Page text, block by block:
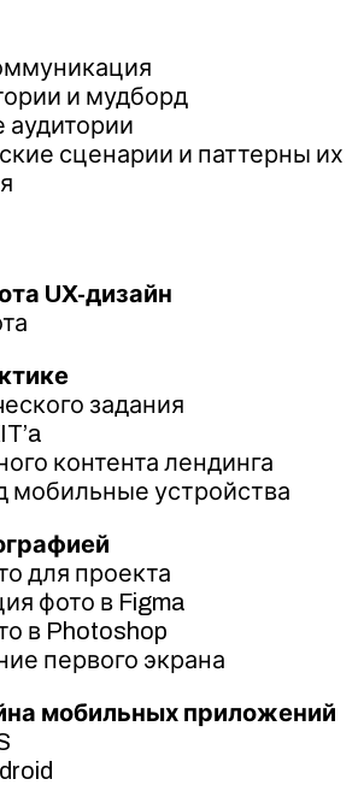
и мудборд
аудитории
сценарии и паттерны их
UX-дизайн
задания
контента лендинга
мобильные устройства
для проекта
фото в Figma
в Photoshop
первого экрана
мобильных приложений